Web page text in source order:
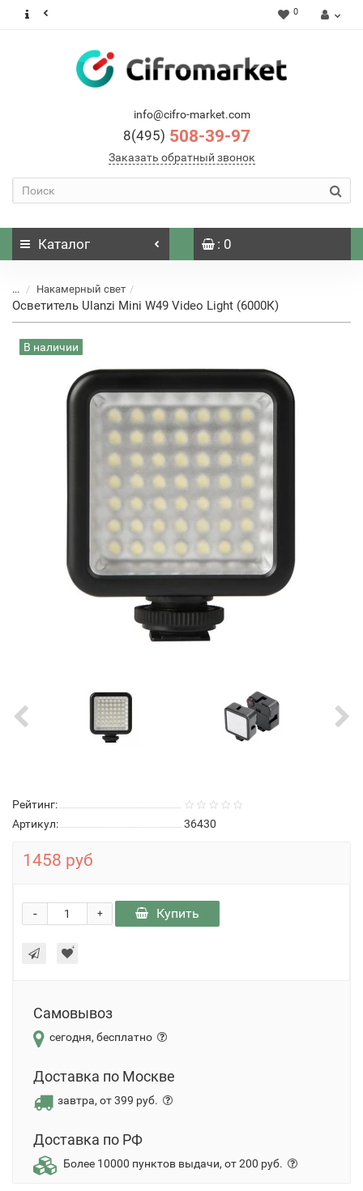
0
info@cifro-market.com
8(495) 508-39-97
Заказать обратный звонок
Каталог : 0
... Накамерный свет
Осветитель Ulanzi Mini W49 Video Light (6000К)
В наличии
Рейтинг:
Артикул:
36430
1458 руб
+
- Купить
Самовывоз
сегодня, бесплатно
Доставка по Москве
завтра, от 399 руб.
Доставка по РФ
Более 10000 пунктов выдачи, от 200 руб.